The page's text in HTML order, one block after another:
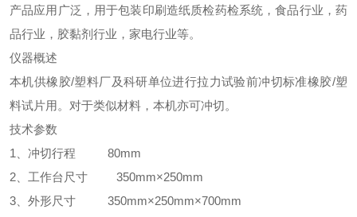
产品应用广泛，用于包装印刷造纸质检药检系统，食品行业，药
品行业，胶黏剂行业，家电行业等。
仪器概述
本机供橡胶/塑料厂及科研单位进行拉力试验前冲切标准橡胶/塑
料试片用。对于类似材料，本机亦可冲切。
技术参数
1、冲切行程 80mm
2、工作台尺寸 350mm×250mm
3、外形尺寸 350mm×250mm×700mm